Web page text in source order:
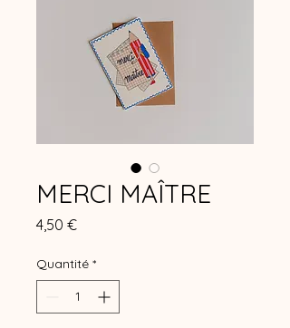
MERCI MAÎTRE
4,50 €Prix
Quantité *